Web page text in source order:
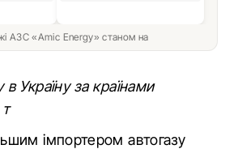
АЗС «Amic Energy» станом на
в Україну за країнами
імпортером автогазу